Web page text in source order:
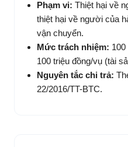
Phạm vi: Thiệt hại về
thiệt hại về người của
vận chuyển.
Mức trách nhiệm:
100 triệu đồng/vụ (tài
Nguyên tắc chi trả:
22/2016/TT-BTC.